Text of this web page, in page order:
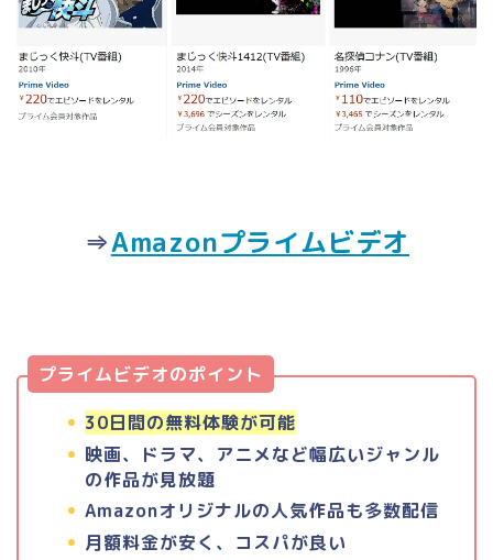
⇒Amazonプライムビデオ
プライムビデオのポイント
30日間の無料体験が可能
映画、ドラマ、アニメなど幅広いジャンル
の作品が見放題
Amazonオリジナルの人気作品も多数配信
月額料金が安く、コスパが良い